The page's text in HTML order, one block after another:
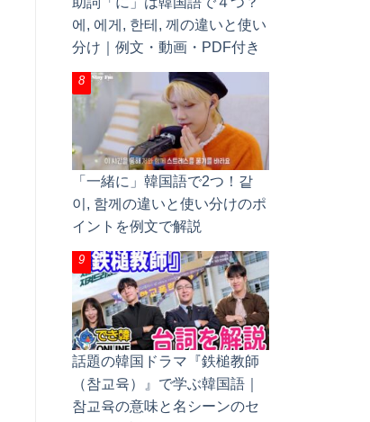
에, 에게, 한테, 께の違いと使い
分け｜例文・動画・PDF付き
「一緒に」韓国語で2つ！같
이, 함께の違いと使い分けのポ
イントを例文で解説
話題の韓国ドラマ『鉄槌教師
（참교육）』で学ぶ韓国語｜
참교육の意味と名シーンのセ